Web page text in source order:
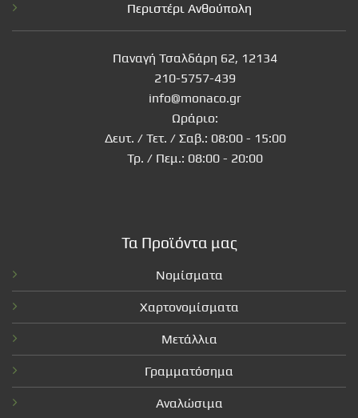
Περιστέρι Ανθούπολη
Παναγή Τσαλδάρη 62, 12134
210-5757-439
info@monaco.gr
Ωράριο:
Δευτ. / Τετ. / Σαβ.: 08:00 - 15:00
Τρ. / Πεμ.: 08:00 - 20:00
Τα Προϊόντα μας
Νομίσματα
Χαρτονομίσματα
Μετάλλια
Γραμματόσημα
Αναλώσιμα